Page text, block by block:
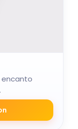
encanto